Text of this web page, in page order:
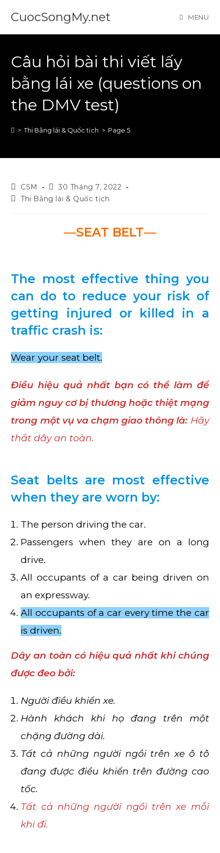
CuocSongMy.net MENU
Câu hỏi bài thi viết lấy
bằng lái xe (questions on
the DMV test)
> Thi Bằng lái & Quốc tịch > Page 5
Post
author:
CSM
Post
published:
30 Tháng 7, 2022
PostThi Bằng lái & Quốc tịch
—SEAT BELT—
The most effective thing you
can do to reduce your risk of
getting injured or killed in a
traffic crash is:
Wear your seat belt.
Điều hiệu quả nhất bạn có thể làm để
giảm nguy cơ bị thương hoặc thiệt mạng
trong một vụ va chạm giao thông là: Hãy
thắt dây an toàn.
Seat belts are most effective
when they are worn by:
The person driving the car.
Passengers when they are on a long
drive.
All occupants of a car being driven on
an expressway.
All occupants of a car every time the car
is driven.
Dây an toàn có hiệu quả nhất khi chúng
được đeo bởi:
Người điều khiển xe.
Hành khách khi họ đang trên một
chặng đường dài.
Tất cả những người ngồi trên xe ô tô
đang được điều khiển trên đường cao
tốc.
Tất cả những người ngồi trên xe mỗi
khi đi.